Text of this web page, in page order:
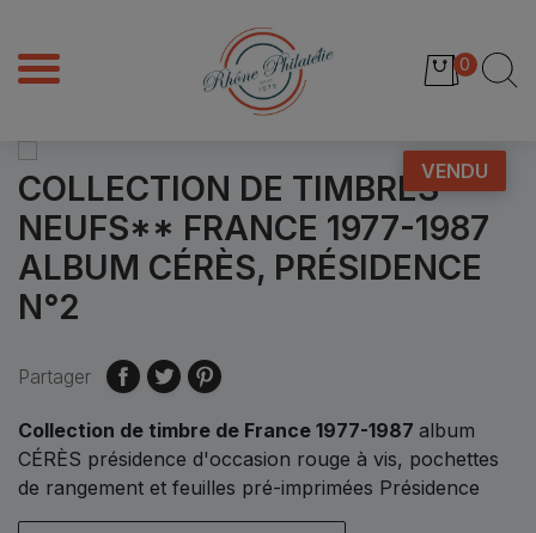
0
VENDU
COLLECTION DE TIMBRES
NEUFS** FRANCE 1977-1987
ALBUM CÉRÈS, PRÉSIDENCE
N°2
Partager
Collection de timbre de France 1977-1987 album
CÉRÈS présidence d'occasion rouge à vis, pochettes
de rangement et feuilles pré-imprimées Présidence